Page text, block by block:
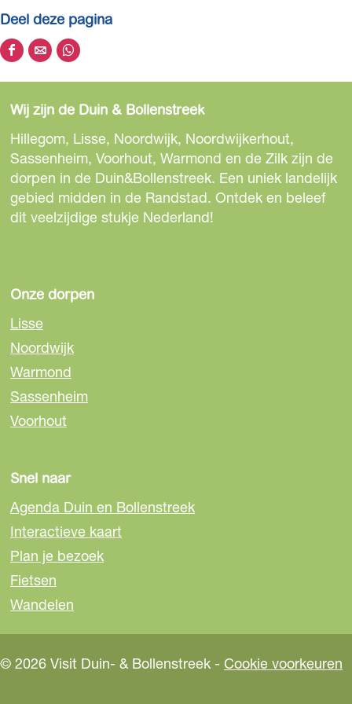
Deel deze pagina
D
e
l
d
e
z
e
p
n
a
o
p
F
a
c
e
o
k
D
e
l
d
e
z
e
p
n
o
p
e
-
m
a
D
e
l
d
e
z
e
p
n
p
W
h
A
p
Wij zijn de Duin & Bollenstreek
Hillegom, Lisse, Noordwijk, Noordwijkerhout,
Sassenheim, Voorhout, Warmond en de Zilk zijn de
dorpen in de Duin&Bollenstreek. Een uniek landelijk
gebied midden in de Randstad. Ontdek en beleef
dit veelzijdige stukje Nederland!
Onze dorpen
Lisse
Noordwijk
Warmond
Sassenheim
Voorhout
Snel naar
Agenda Duin en Bollenstreek
Interactieve kaart
Plan je bezoek
Fietsen
Wandelen
© 2026 Visit Duin- & Bollenstreek - Cookie voorkeuren